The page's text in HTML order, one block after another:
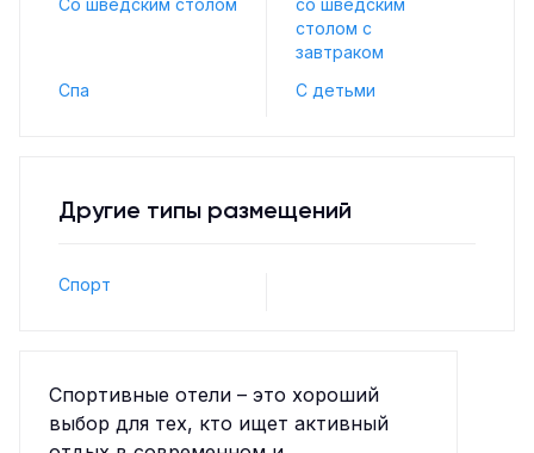
Со шведским столом
со шведским
столом с
завтраком
Спа
С детьми
Другие типы размещений
Спорт
Спортивные отели – это хороший
выбор для тех, кто ищет активный